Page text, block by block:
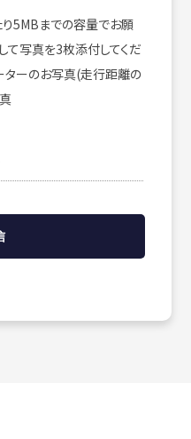
5MBまでの容量でお願
て写真を3枚添付してくだ
ターのお写真(走行距離の